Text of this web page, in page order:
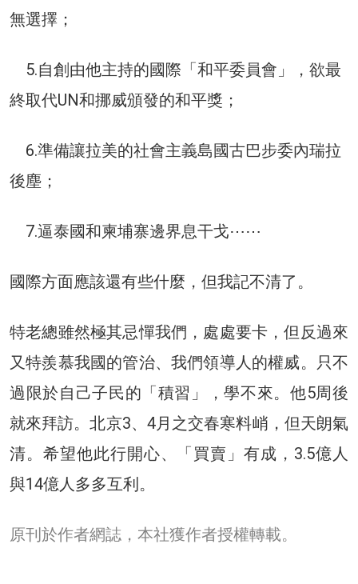
無選擇；
5.自創由他主持的國際「和平委員會」，欲最
終取代UN和挪威頒發的和平獎；
6.準備讓拉美的社會主義島國古巴步委內瑞拉
後塵；
7.逼泰國和柬埔寨邊界息干戈⋯⋯
國際方面應該還有些什麼，但我記不清了。
特老總雖然極其忌憚我們，處處要卡，但反過來
又特羨慕我國的管治、我們領導人的權威。只不
過限於自己子民的「積習」，學不來。他5周後
就來拜訪。北京3、4月之交春寒料峭，但天朗氣
清。希望他此行開心、「買賣」有成，3.5億人
與14億人多多互利。
原刊於作者網誌，本社獲作者授權轉載。